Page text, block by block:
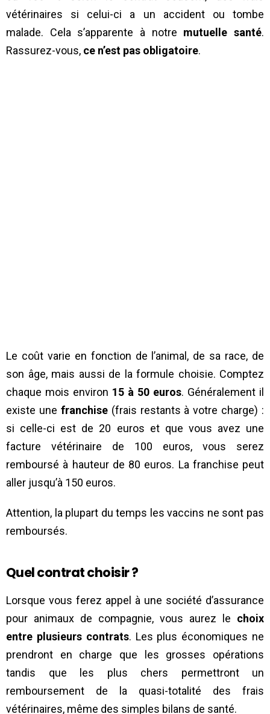
vétérinaires si celui-ci a un accident ou tombe
malade. Cela s’apparente à notre mutuelle santé.
Rassurez-vous, ce n’est pas obligatoire.
Le coût varie en fonction de l’animal, de sa race, de
son âge, mais aussi de la formule choisie. Comptez
chaque mois environ 15 à 50 euros. Généralement il
existe une franchise(frais restants à votre charge) :
si celle-ci est de 20 euros et que vous avez une
facture vétérinaire de 100 euros, vous serez
remboursé à hauteur de 80 euros. La franchise peut
aller jusqu’à 150 euros.
Attention, la plupart du temps les vaccins ne sont pas
remboursés.
Quel contrat choisir ?
Lorsque vous ferez appel à une société d’assurance
pour animaux de compagnie, vous aurez le choix
entre plusieurs contrats. Les plus économiques ne
prendront en charge que les grosses opérations
tandis que les plus chers permettront un
remboursement de la quasi-totalité des frais
vétérinaires, même des simples bilans de santé.